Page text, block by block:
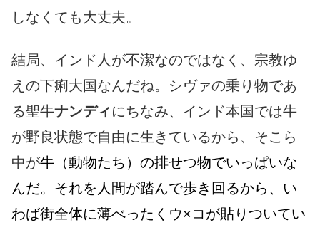
しなくても大丈夫。
結局、インド人が不潔なのではなく、宗教ゆ
えの下痢大国なんだね。シヴァの乗り物であ
る聖牛ナンディ にちなみ、インド本国では牛
が野良状態で自由に生きているから、そこら
中が牛（動物たち）の排せつ物でいっぱいな
んだ。それを人間が踏んで歩き回るから、い
わば街全体に薄べったくウ×コが貼りついてい